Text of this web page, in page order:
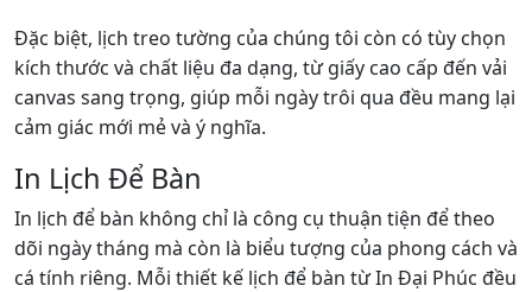
Đặc biệt, lịch treo tường của chúng tôi còn có tùy chọn
kích thước và chất liệu đa dạng, từ giấy cao cấp đến vải
canvas sang trọng, giúp mỗi ngày trôi qua đều mang lại
cảm giác mới mẻ và ý nghĩa.
In Lịch Để Bàn
In lịch để bàn không chỉ là công cụ thuận tiện để theo
dõi ngày tháng mà còn là biểu tượng của phong cách và
cá tính riêng. Mỗi thiết kế lịch để bàn từ In Đại Phúc đều